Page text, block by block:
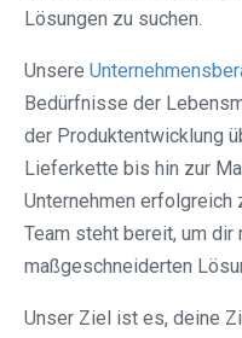
Lösungen zu suchen.
Unsere
Bedürfnisse der
der Produktentwicklung
Lieferkette bis hin zur
Unternehmen erfolgreich
Team steht bereit, um
maßgeschneiderten
Unser Ziel ist es, deine